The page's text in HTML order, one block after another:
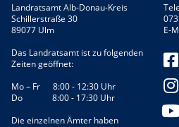
Landratsamt Alb-Donau-Kreis
Schillerstraße 30
89077 Ulm
Das Landratsamt ist zu folgenden
Zeiten geöffnet:
Mo – Fr 8:00 - 12:30 Uhr
Do 8:00 - 17:30 Uhr
Die einzelnen Ämter haben
E-